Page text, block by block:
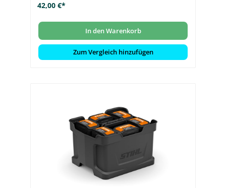
- 28 Wh Akku-Energie
42,00 €*
In den Warenkorb
Zum Vergleich hinzufügen